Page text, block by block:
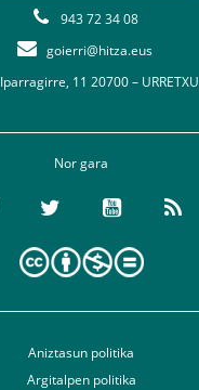
943 72 34 08
goierri@hitza.eus
Iparragirre, 11 20700 – URRETXU
Nor gara
Aniztasun politika
Argitalpen politika